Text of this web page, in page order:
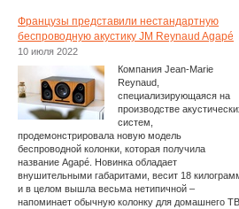
Французы представили нестандартную
беспроводную акустику JM Reynaud Agapé
10 июля 2022
Компания Jean-Marie
Reynaud,
специализирующаяся на
производстве
систем,
продемонстрировала новую модель
беспроводной колонки, которая получила
название Agapé. Новинка обладает
внушительными габаритами, весит 18
и в целом вышла весьма нетипичной –
напоминает обычную колонку для домашнего ТВ.